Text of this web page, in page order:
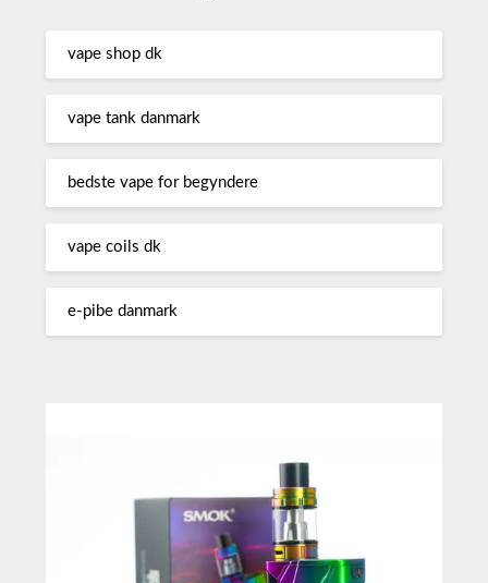
vape shop dk
vape tank danmark
bedste vape for begyndere
vape coils dk
e-pibe danmark